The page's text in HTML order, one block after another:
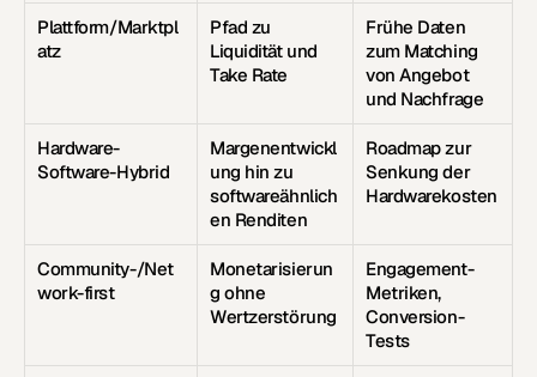
Plattform/Marktpl
atz
Pfad zu
Liquidität und
Take Rate
Frühe Daten
zum Matching
von Angebot
und Nachfrage
Hardware-
Software-Hybrid
Margenentwickl
ung hin zu
softwareähnlich
en Renditen
Roadmap zur
Senkung der
Hardwarekosten
Community-/Net
work-first
Monetarisierun
g ohne
Wertzerstörung
Engagement-
Metriken,
Conversion-
Tests